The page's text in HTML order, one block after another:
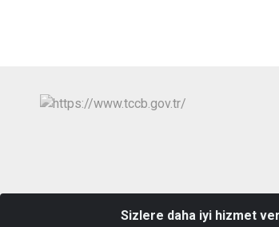
Sizlere daha iyi hizmet